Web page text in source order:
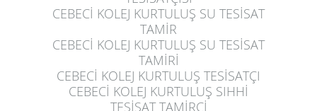
CEBECİ KOLEJ KURTULUŞ SU TESİSAT
TAMİR
CEBECİ KOLEJ KURTULUŞ SU TESİSAT
TAMİRİ
CEBECİ KOLEJ KURTULUŞ TESİSATÇI
CEBECİ KOLEJ KURTULUŞ SIHHİ
TESİSAT TAMİRCİ